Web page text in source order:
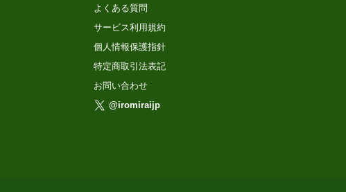
よくある質問
サービス利用規約
個人情報保護指針
特定商取引法表記
お問い合わせ
@iromiraijp